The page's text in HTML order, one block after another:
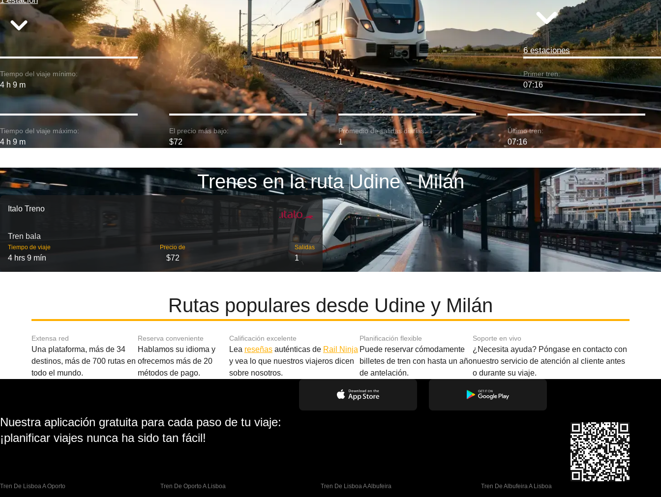
6 estaciones
Tiempo del viaje mínimo:
4 h 9 m
Primer tren:
07:16
Tiempo del viaje máximo:
4 h 9 m
El precio más bajo:
$72
Promedio de salidas diarias:
1
Último tren:
07:16
Trenes en la ruta Udine - Milán
Italo Treno
Tren bala
Tiempo de viaje
4 hrs 9 mín
Precio de
$72
Salidas
1
Rutas populares desde Udine y Milán
Extensa red
Una plataforma, más de 34
destinos, más de 700 rutas en
todo el mundo.
Reserva conveniente
Hablamos su idioma y
ofrecemos más de 20
métodos de pago.
Calificación excelente
Lea reseñasauténticas de Rail Ninja
y vea lo que nuestros viajeros dicen
sobre nosotros.
Planificación flexible
Puede reservar cómodamente
billetes de tren con hasta un año
de antelación.
Soporte en vivo
¿Necesita ayuda? Póngase en contacto con
nuestro servicio de atención al cliente antes
o durante su viaje.
Nuestra aplicación gratuita para cada paso de tu viaje:
¡planificar viajes nunca ha sido tan fácil!
Tren De Lisboa A Oporto Tren De Oporto A Lisboa Tren De Lisboa A Albufeira Tren De Albufeira A Lisboa